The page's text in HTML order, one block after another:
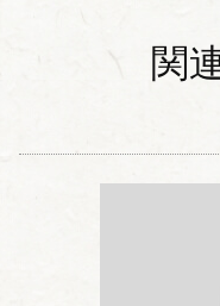
関